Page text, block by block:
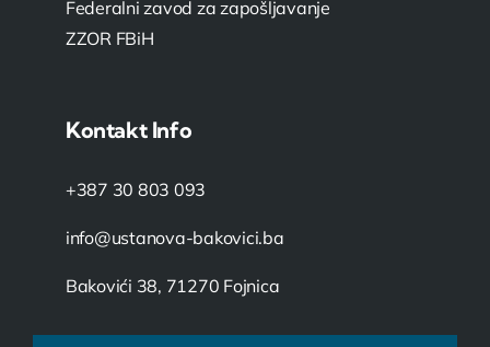
Federalni zavod za zapošljavanje
ZZOR FBiH
Kontakt Info
+387 30 803 093
info@ustanova-bakovici.ba
Bakovići 38, 71270 Fojnica